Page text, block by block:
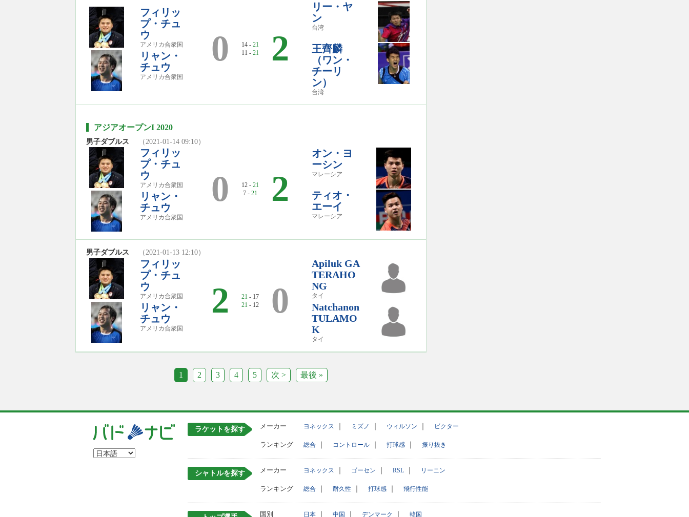
フィリッ
プ・チュ
ウ
アメリカ合衆国
リャン・
チュウ
アメリカ合衆国
0 14 - 21
11 - 21 2
リー・ヤ
ン
台湾
王齊麟
（ワン・
チーリ
ン）
台湾
アジアオープンI 2020
男子ダブルス （2021-01-14 09:10）
フィリッ
プ・チュ
ウ
アメリカ合衆国
リャン・
チュウ
アメリカ合衆国
0 12 - 21
7 - 21 2
オン・ヨ
ーシン
マレーシア
ティオ・
エーイ
マレーシア
男子ダブルス （2021-01-13 12:10）
フィリッ
プ・チュ
ウ
アメリカ合衆国
リャン・
チュウ
アメリカ合衆国
2 21 - 17
21 - 12 0
Apiluk GA
TERAHO
NG
タイ
Natchanon
TULAMO
K
タイ
1 2 3 4 5 次 > 最後 »
ラケットを探す メーカー ヨネックス ｜ ミズノ ｜ ウィルソン ｜ ビクター
ランキング 総合 ｜ コントロール ｜ 打球感 ｜ 振り抜き
シャトルを探す メーカー ヨネックス ｜ ゴーセン ｜ RSL ｜ リーニン
ランキング 総合 ｜ 耐久性 ｜ 打球感 ｜ 飛行性能
国別 日本 ｜ 中国 ｜ デンマーク ｜ 韓国